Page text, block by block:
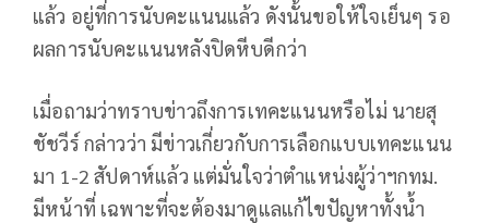
แล้ว อยู่ที่การนับคะแนนแล้ว ดังนั้นขอให้ใจเย็นๆ รอ
ผลการนับคะแนนหลังปิดหีบดีกว่า
เมื่อถามว่าทราบข่าวถึงการเทคะแนนหรือไม่ นายสุ
ชัชวีร์ กล่าวว่า มีข่าวเกี่ยวกับการเลือกแบบเทคะแนน
มา 1-2 สัปดาห์แล้ว แต่มั่นใจว่าตำแหน่งผู้ว่าฯกทม.
มีหน้าที่ เฉพาะที่จะต้องมาดูแลแก้ไขปัญหาทั้งน้ำ